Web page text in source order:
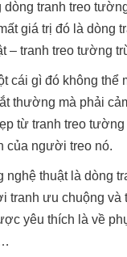
dòng tranh treo
giá trị đó là dòng
– tranh treo tường
cái gì đó không thể
thường mà phải
từ tranh treo
của người treo nó.
nghệ thuật là dòng
tranh ưu chuộng và
yêu thích là về